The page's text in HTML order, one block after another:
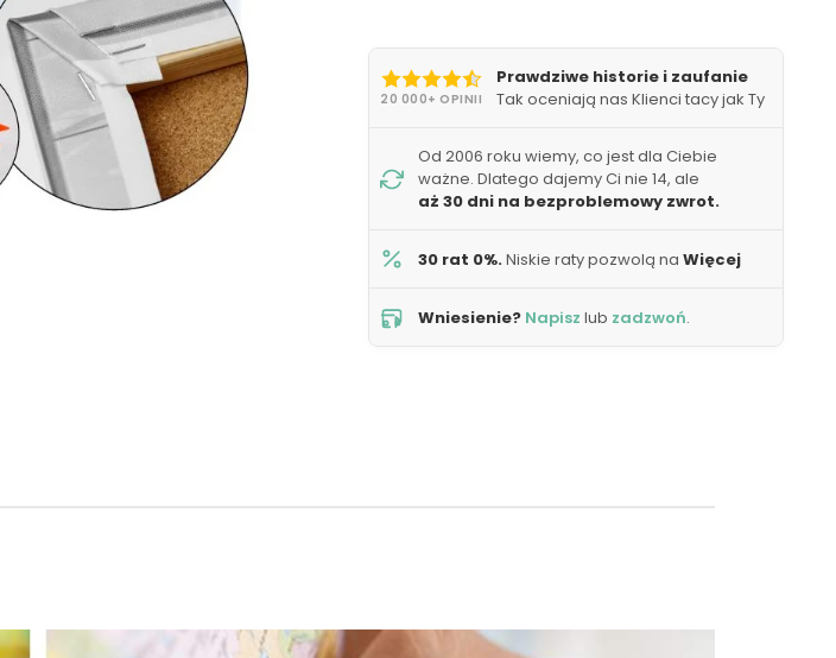
20 000+ OPINII
Prawdziwe historie i zaufanie
Tak oceniają nas Klienci tacy jak Ty
Od 2006 roku wiemy, co jest dla Ciebie
ważne. Dlatego dajemy Ci nie 14, ale
aż 30 dni na bezproblemowy zwrot.
30 rat 0%.Niskie raty pozwolą na Więcej
Wniesienie? Napisz lub zadzwoń.